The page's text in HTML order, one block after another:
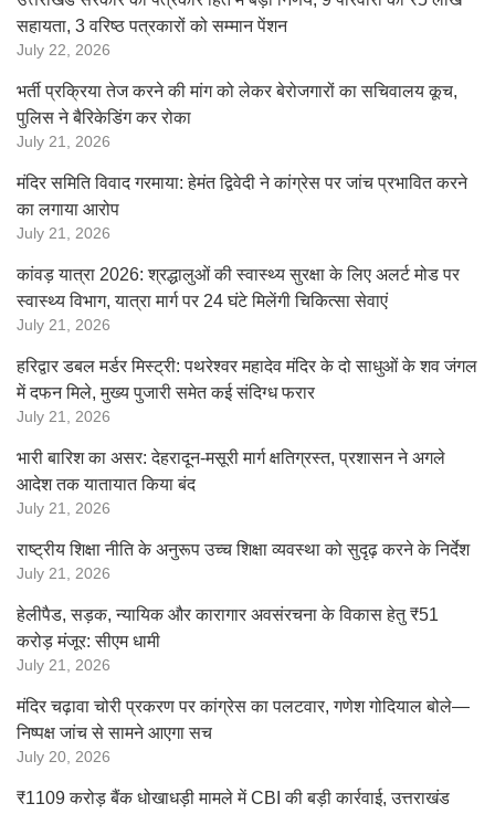
सहायता, 3 वरिष्ठ पत्रकारों को सम्मान पेंशन
July 22, 2026
भर्ती प्रक्रिया तेज करने की मांग को लेकर बेरोजगारों का सचिवालय कूच,
पुलिस ने बैरिकेडिंग कर रोका
July 21, 2026
मंदिर समिति विवाद गरमाया: हेमंत द्विवेदी ने कांग्रेस पर जांच प्रभावित करने
का लगाया आरोप
July 21, 2026
कांवड़ यात्रा 2026: श्रद्धालुओं की स्वास्थ्य सुरक्षा के लिए अलर्ट मोड पर
स्वास्थ्य विभाग, यात्रा मार्ग पर 24 घंटे मिलेंगी चिकित्सा सेवाएं
July 21, 2026
हरिद्वार डबल मर्डर मिस्ट्री: पथरेश्वर महादेव मंदिर के दो साधुओं के शव जंगल
में दफन मिले, मुख्य पुजारी समेत कई संदिग्ध फरार
July 21, 2026
भारी बारिश का असर: देहरादून-मसूरी मार्ग क्षतिग्रस्त, प्रशासन ने अगले
आदेश तक यातायात किया बंद
July 21, 2026
राष्ट्रीय शिक्षा नीति के अनुरूप उच्च शिक्षा व्यवस्था को सुदृढ़ करने के निर्देश
July 21, 2026
हेलीपैड, सड़क, न्यायिक और कारागार अवसंरचना के विकास हेतु ₹51
करोड़ मंजूर: सीएम धामी
July 21, 2026
मंदिर चढ़ावा चोरी प्रकरण पर कांग्रेस का पलटवार, गणेश गोदियाल बोले—
निष्पक्ष जांच से सामने आएगा सच
July 20, 2026
₹1109 करोड़ बैंक धोखाधड़ी मामले में CBI की बड़ी कार्रवाई, उत्तराखंड